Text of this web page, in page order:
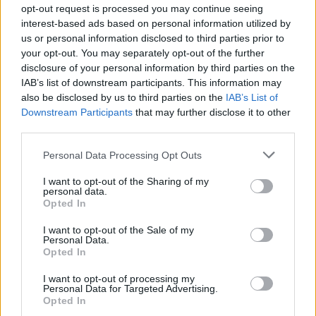
opt-out request is processed you may continue seeing
interest-based ads based on personal information utilized by
us or personal information disclosed to third parties prior to
your opt-out. You may separately opt-out of the further
disclosure of your personal information by third parties on the
IAB’s list of downstream participants. This information may
also be disclosed by us to third parties on the IAB’s List of
Downstream Participants that may further disclose it to other
Personal Data Processing Opt Outs
I want to opt-out of the Sharing of my
personal data.
Opted In
I want to opt-out of the Sale of my
Personal Data.
Opted In
I want to opt-out of processing my
Personal Data for Targeted Advertising.
Opted In
Υπεύθυνος σε Στρατηγικό Ηγέτη
Επιχειρησιακής Ανθεκτικότητας
Ο CISO στην Εποχή του AI: Από την
Προστασία στη Στρατηγική
στρατηγική ανθεκτικότητα
Ο CISO στον κόσμο των πραγματικών
• Οι εταιρείες παροχής βίντεο που θα αναπτύξουν την πλατφόρμα
Videoscape Unity για μία υπηρεσία, μπορούν εύκολα να
εμπλουτίσουν τα αρχικά στοιχεία με άλλα και να παρουσιάσουν
στην αγορά πρόσθετες υπηρεσίες γρήγορα.
• Μειωμένα λειτουργικά έξοδα με την κατάργηση των πλατφορμών
ενιαίας υπηρεσίας και της ανάγκης για τη διαρκή ύπαρξη μόνιμου
προσωπικού μηχανικών για την ενημέρωσή τους.
Οι νέες προ-ενσωματωμένες υπηρεσίες που παρέχονται μέσω της
• Multiscreen Cloud DVR: Εγγραφή βίντεο βάσει cloud, όπου η
εγγραφή και η αποθήκευση γίνονται στο cloud αντί στην τελική
συσκευή. Οι καταναλωτές μπορούν να επαναλαμβάνουν προβολές,
να παρακολουθούν παλιότερα προγράμματα και να αναπαράγουν
DVR από οπουδήποτε, χρησιμοποιώντας οποιαδήποτε οθόνη.
• Video Everywhere: Διευρύνει το «TV Everywhere» με
ώστε να μπορούν οι καταναλωτές να παρακολουθούν από
οπουδήποτε ζωντανά και κατ απαίτηση περιεχόμενο εξαιρετικής
ποιότητας από οποιαδήποτε συνδεδεμένη (διαχειριζόμενη ή μη από
• Connected Video σε κάθε οικιακή συσκευή: Η συνδεδεμένη
πύλη βίντεο (Connected Video Gateway) της Cisco χρησιμεύει ως
ενιαίο κέντρο ψυχαγωγίας, με διαχείριση back-end του βίντεο IP